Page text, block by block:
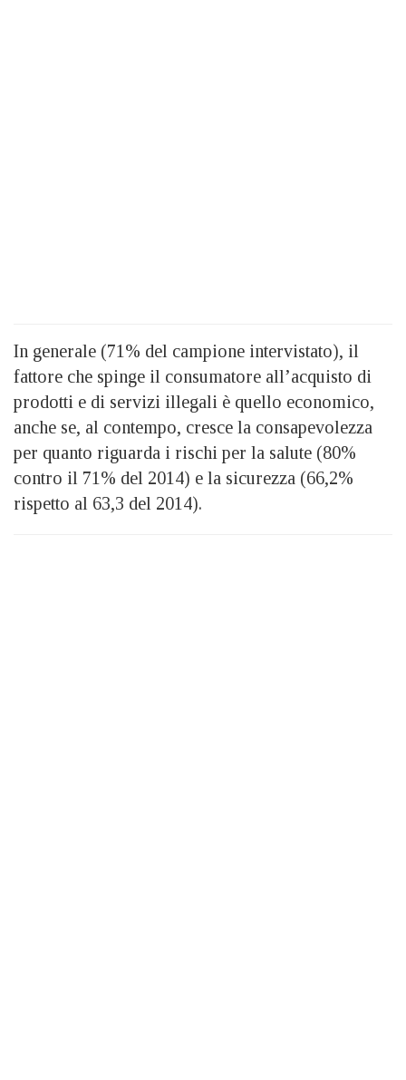
In generale (71% del campione intervistato), il
fattore che spinge il consumatore all’acquisto di
prodotti e di servizi illegali è quello economico,
anche se, al contempo, cresce la consapevolezza
per quanto riguarda i rischi per la salute (80%
contro il 71% del 2014) e la sicurezza (66,2%
rispetto al 63,3 del 2014).